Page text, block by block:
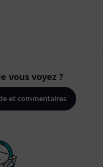
vous voyez ?
et commentaires